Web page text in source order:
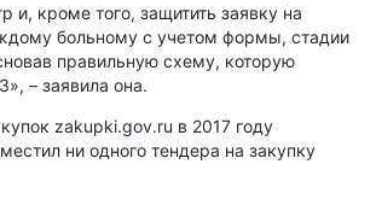
и, кроме того, защитить заявку на
больному с учетом формы, стадии
правильную схему, которую
– заявила она.
zakupki.gov.ru в 2017 году
ни одного тендера на закупку